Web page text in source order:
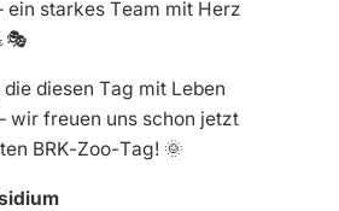
ein starkes Team mit Herz
diesen Tag mit Leben
wir freuen uns schon jetzt
BRK-Zoo-Tag! 🌞